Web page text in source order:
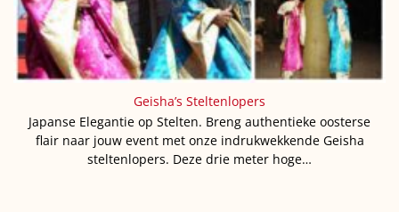
Geisha’s Steltenlopers
Japanse Elegantie op Stelten. Breng authentieke oosterse
flair naar jouw event met onze indrukwekkende Geisha
steltenlopers. Deze drie meter hoge…